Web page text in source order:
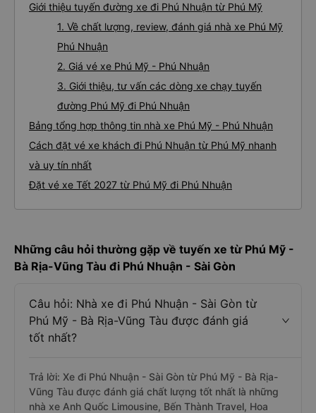
Giới thiệu tuyến đường xe đi Phú Nhuận từ Phú Mỹ
1. Về chất lượng, review, đánh giá nhà xe Phú Mỹ
Phú Nhuận
2. Giá vé xe Phú Mỹ - Phú Nhuận
3. Giới thiệu, tư vấn các dòng xe chạy tuyến
đường Phú Mỹ đi Phú Nhuận
Bảng tổng hợp thông tin nhà xe Phú Mỹ - Phú Nhuận
Cách đặt vé xe khách đi Phú Nhuận từ Phú Mỹ nhanh
và uy tín nhất
Đặt vé xe Tết 2027 từ Phú Mỹ đi Phú Nhuận
Những câu hỏi thường gặp về tuyến xe từ Phú Mỹ -
Bà Rịa-Vũng Tàu đi Phú Nhuận - Sài Gòn
Câu hỏi: Nhà xe đi Phú Nhuận - Sài Gòn từ
Phú Mỹ - Bà Rịa-Vũng Tàu được đánh giá
tốt nhất?
Trả lời: Xe đi Phú Nhuận - Sài Gòn từ Phú Mỹ - Bà Rịa-
Vũng Tàu được đánh giá chất lượng tốt nhất là những
nhà xe Anh Quốc Limousine, Bến Thành Travel, Hoa